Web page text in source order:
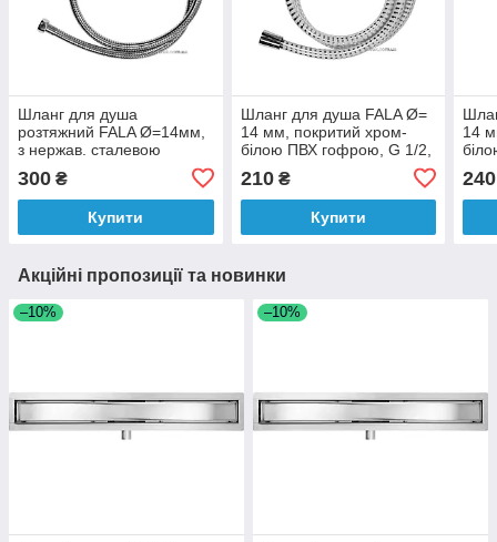
Шланг для душа
розтяжний FALA Ø=14мм,
з нержав. сталевою
хромованою гофрою, G
1/2, l=1,25-1,75м [50]
300 ₴
Купити
Шланг для душа FALA Ø=
14 мм, покритий хром-
білою ПВХ гофрою, G 1/2,
210₴
Купити
14
240
Акційні пропозиції та новинки
–10% –10%